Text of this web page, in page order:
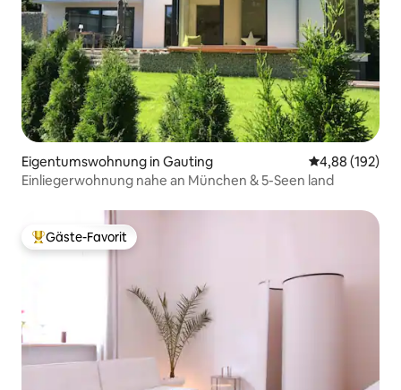
Eigentumswohnung in Gauting
4,88 (192)
Einliegerwohnung nahe an München & 5-Seen land
Beliebter Gäste-Favorit.
Gäste-Favorit